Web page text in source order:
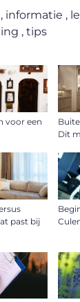
voor een
Dit
past bij
, informatie ,
,tips